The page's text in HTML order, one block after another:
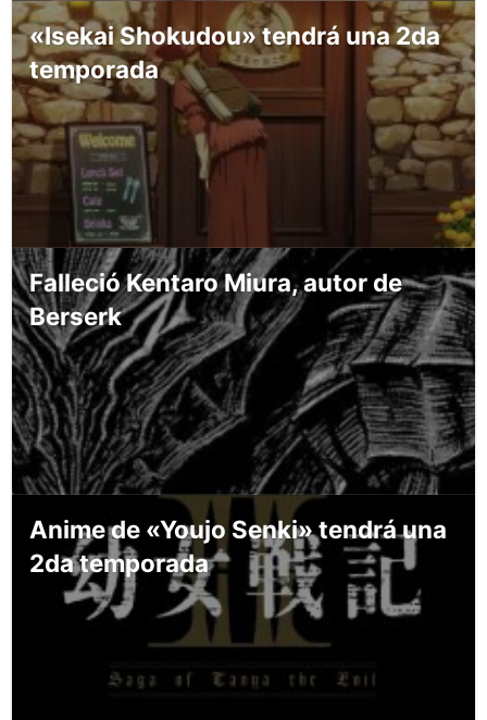
«Isekai Shokudou» tendrá una 2da
temporada
Falleció Kentaro Miura, autor de
Berserk
Anime de «Youjo Senki» tendrá una
2da temporada